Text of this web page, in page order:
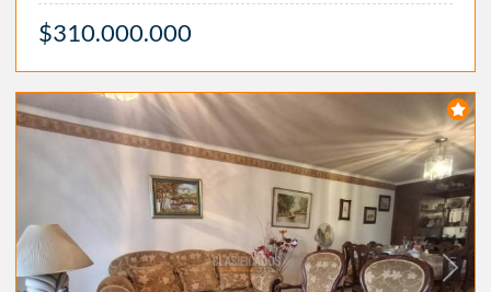
$310.000.000